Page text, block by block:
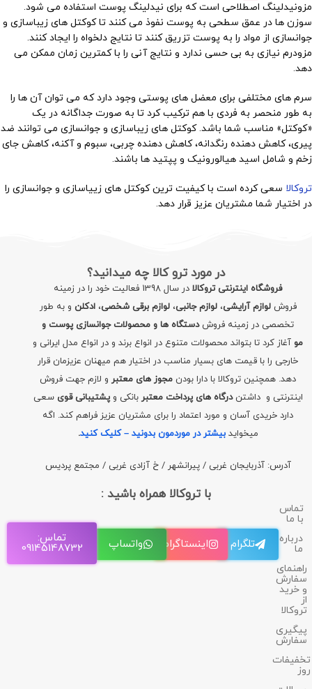
مزونیدلینگ اصطلاحی است که برای نیدلینگ پوست استفاده می شود.
سوزن ها در عمق سطحی به پوست نفوذ می کنند تا کوکتل های زیباسازی و
جوانسازی از مواد را به پوست تزریق کنند تا نتایج دلخواه را ایجاد کنند.
مزودرم نیازی به بی حسی ندارد و نتایج آنی را با کمترین زمان ممکن می
دهد.
سرم‌ های مختلفی برای معضل های پوستی وجود دارد که می‌ توان آن‌ ها را
به طور منحصر به‌ فردی با هم ترکیب کرد تا به‌ صورت جداگانه در یک
«کوکتل» مناسب شما باشد. کوکتل های زیباسازی و جوانسازی می توانند ضد
پیری، کاهش دهنده رنگدانه، کاهش دهنده چربی، سبوم و آکنه، کاهش جای
زخم و شامل اسید هیالورونیک و پپتید ها باشند.
تروکالا سعی کرده است با کیفیت ترین کوکتل های زییاسازی و جوانسازی را
در اختیار شما مشتریان عزیز قرار دهد.
در مورد ترو کالا چه میدانید؟
فروشگاه اینترنتی تروکالا
در سال 1398 فعالیت خود را در زمینه
فروشلوازم آرایشی،لوازم جانبی،لوازم برقی شخصی،ادکلن و به طور
تخصصی در زمینه فروشدستگاه ها و محصولات جوانسازی پوست و
مو آغاز کرد تا بتواند محصولات متنوع در انواع برند و در انواع مدل ایرانی و
خارجی را با قیمت های بسیار مناسب در اختیار هم میهنان عزیزمان قرار
دهد. همچنین تروکالا با دارا بودن مجوز های معتبرو لازم جهت فروش
اینترنتی و داشتندرگاه های پرداخت معتبر بانکی وپشتیبانی قوی سعی
دارد خریدی آسان و مورد اعتماد را برای مشتریان عزیز فراهم کند. اگه
میخوایدبیشتر در موردمون بدونید – کلیک کنید.
آدرس: آذربایجان غربی / پیرانشهر / خ آزادی غربی / مجتمع پردیس
با تروکالا همراه باشید :
تماس
با ما
درباره
ما
راهنمای
سفارش
و خرید
از
تروکالا
پیگیری
سفارش
تخفیفات
روز
تلگرام اینستاگرام واتساپ تماس:
09145148732